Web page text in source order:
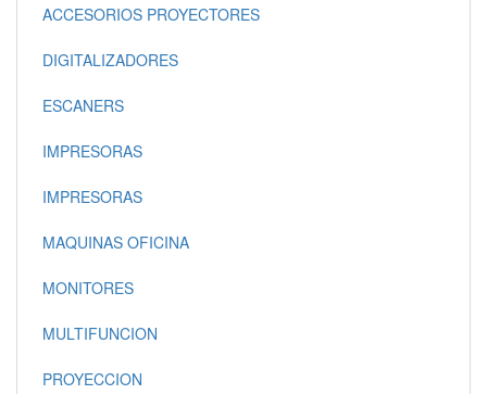
ACCESORIOS PROYECTORES
DIGITALIZADORES
ESCANERS
IMPRESORAS
IMPRESORAS
MAQUINAS OFICINA
MONITORES
MULTIFUNCION
PROYECCION